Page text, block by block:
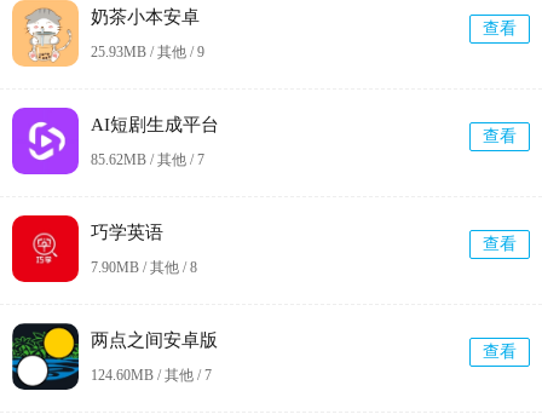
奶茶小本安卓
25.93MB / 其他 /9
查看
AI短剧生成平台
85.62MB / 其他 /7
查看
巧学英语
7.90MB / 其他 /8
查看
两点之间安卓版
124.60MB / 其他 /7
查看